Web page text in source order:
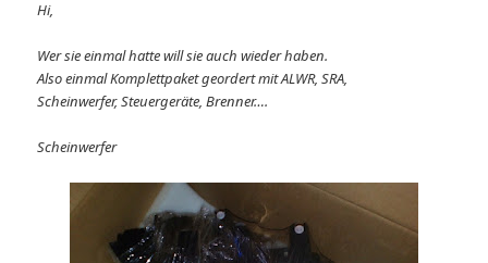
Hi,
Wer sie einmal hatte will sie auch wieder haben.
Also einmal Komplettpaket geordert mit ALWR, SRA,
Scheinwerfer, Steuergeräte, Brenner….
Scheinwerfer